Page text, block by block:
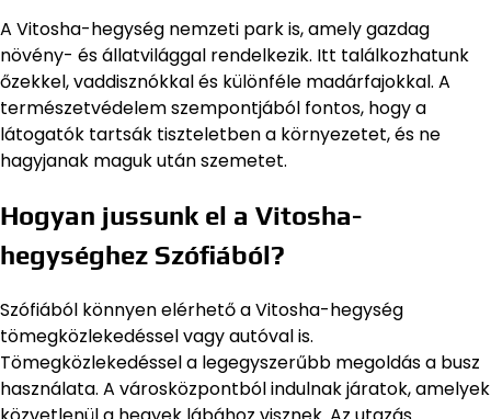
A Vitosha-hegység nemzeti park is, amely gazdag
növény- és állatvilággal rendelkezik. Itt találkozhatunk
őzekkel, vaddisznókkal és különféle madárfajokkal. A
természetvédelem szempontjából fontos, hogy a
látogatók tartsák tiszteletben a környezetet, és ne
hagyjanak maguk után szemetet.
Hogyan jussunk el a Vitosha-
hegységhez Szófiából?
Szófiából könnyen elérhető a Vitosha-hegység
tömegközlekedéssel vagy autóval is.
Tömegközlekedéssel a legegyszerűbb megoldás a busz
használata. A városközpontból indulnak járatok, amelyek